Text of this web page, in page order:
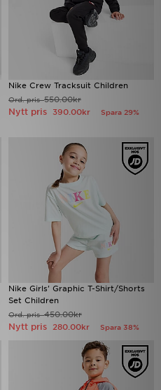
Nike Crew Tracksuit Children
Ord. pris550.00kr
Nytt pris 390.00kr Spara 29%
Nike Girls' Graphic T-Shirt/Shorts
Set Children
Ord. pris450.00kr
Nytt pris 280.00kr Spara 38%